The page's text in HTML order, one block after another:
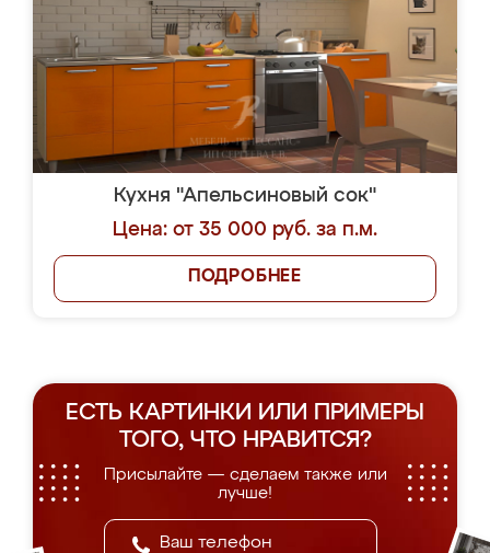
Кухня "Апельсиновый сок"
Цена: от 35 000 руб. за п.м.
ПОДРОБНЕЕ
ЕСТЬ КАРТИНКИ ИЛИ ПРИМЕРЫ
ТОГО, ЧТО НРАВИТСЯ?
Присылайте — сделаем также или
лучше!